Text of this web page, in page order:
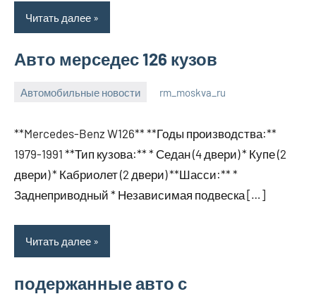
Читать далее
Авто мерседес 126 кузов
Автомобильные новости
2024
rm_moskva_ru
**Mercedes-Benz W126** **Годы производства:**
1979-1991 **Тип кузова:** * Седан (4 двери) * Купе (2
двери) * Кабриолет (2 двери) **Шасси:** *
Заднеприводный * Независимая подвеска […]
Читать далее
подержанные авто с